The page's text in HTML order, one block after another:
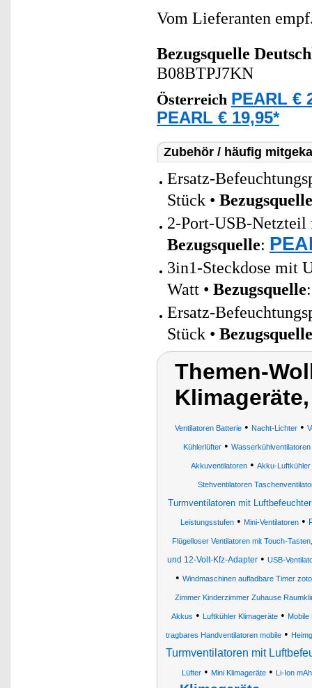
Vom Lieferanten
Bezugsquelle
B08BTPJ7KN
Österreich PEARL €
PEARL € 19,95*
Zubehör / häufig
Ersatz-
Stück • Bezugsquelle
2-Port-USB-Netzteil
Bezugsquelle:
3in1-Steckdose mit
Watt • Bezugsquelle
Ersatz-
Stück • Bezugsquelle
Themen-
Ventilatoren Batterie• Nacht-Lichter•
Kühlerlüfter• Wasserkühlventilatoren
Akkuventilatoren • Akku-Luftkühler
Stehventilatoren
Turmventilatoren mit
Leistungsstufen • Mini-Ventilatoren •
Flügelloser Ventilatoren mit Touch-
und 12-Volt-Kfz-Adapter • USB-
• Windmaschinen aufladbare Timer
Zimmer Kinderzimmer Zuhause
Akkus • Luftkühler Klimageräte• Mobile
tragbares Handventilatoren mobile•
Turmventilatoren mit
Lüfter• Mini Klimageräte• Li-Ion